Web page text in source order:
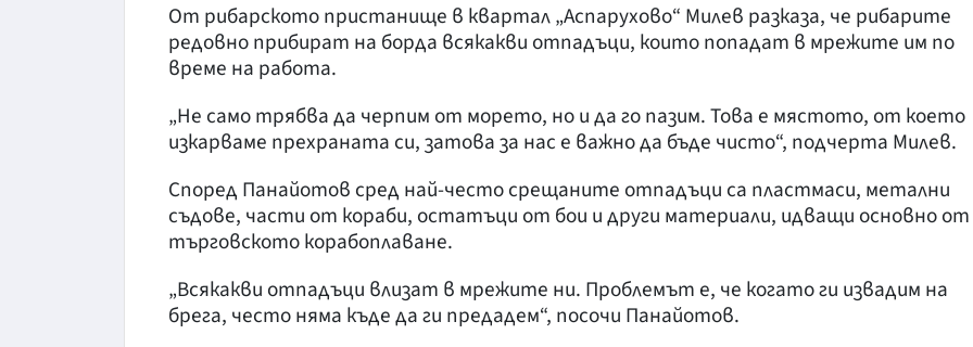
От рибарското пристанище в квартал „Аспарухово“ Милев разказа, че рибарите
редовно прибират на борда всякакви отпадъци, които попадат в мрежите им по
време на работа.
„Не само трябва да черпим от морето, но и да го пазим. Това е мястото, от което
изкарваме прехраната си, затова за нас е важно да бъде чисто“, подчерта Милев.
Според Панайотов сред най-често срещаните отпадъци са пластмаси, метални
съдове, части от кораби, остатъци от бои и други материали, идващи основно от
търговското корабоплаване.
„Всякакви отпадъци влизат в мрежите ни. Проблемът е, че когато ги извадим на
брега, често няма къде да ги предадем“, посочи Панайотов.